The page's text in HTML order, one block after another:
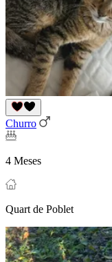
Churro
4 Meses
Quart de Poblet